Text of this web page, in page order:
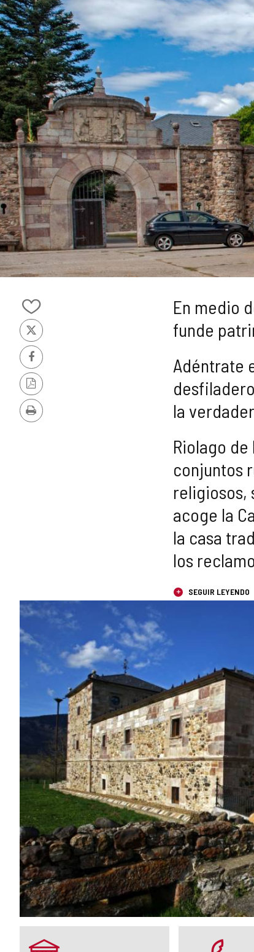
Añadir/quitar
de
mis
cuadernos
X
Facebook
Versión
PDF
Imprimir
En medio
funde
Adéntrate
la
Riolago
conjuntos
religiosos,
acoge la
la casa
los
SEGUIR LEYENDO
GALERÍA
DE
IMÁGENES